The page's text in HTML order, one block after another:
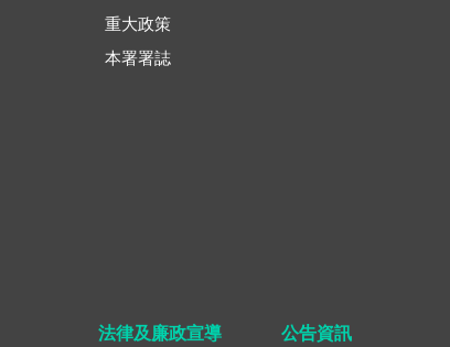
重大政策
本署署誌
法律及廉政宣導 公告資訊